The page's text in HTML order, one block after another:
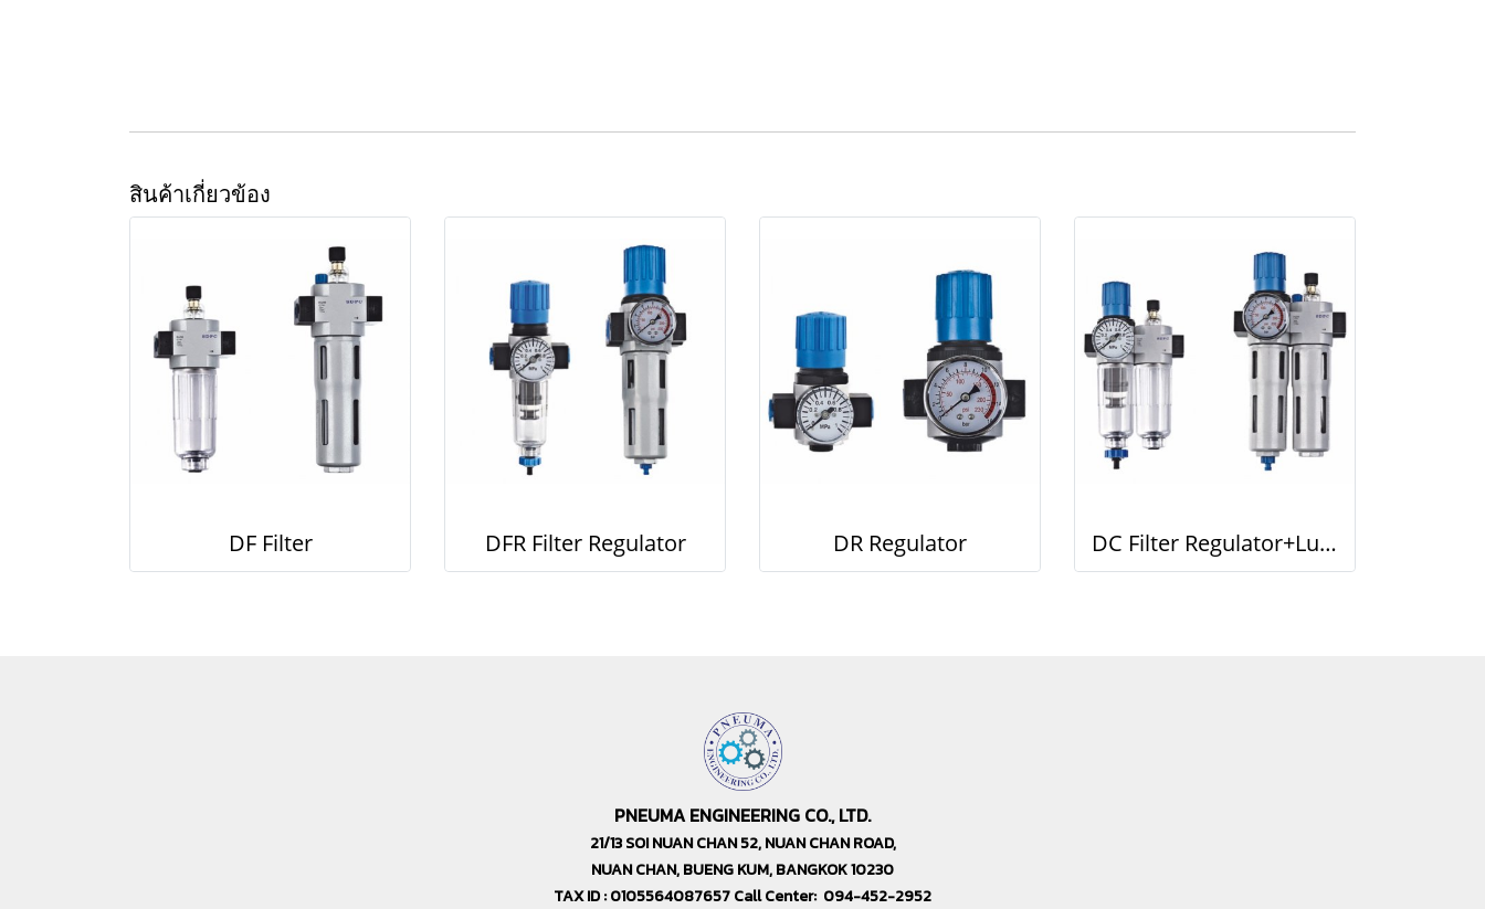
สินค้าเกี่ยวข้อง
DF Filter DFR Filter Regulator DR Regulator DC Filter Regulator+Lubricator
PNEUMA ENGINEERING CO., LTD.
21/13 SOI NUAN CHAN 52, NUAN CHAN ROAD,
NUAN CHAN, BUENG KUM, BANGKOK 10230
TAX ID : 0105564087657 Call Center: 094-452-2952